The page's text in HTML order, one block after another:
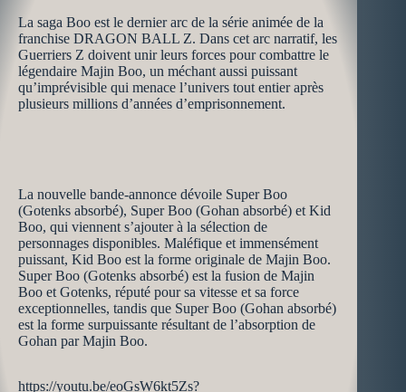
La saga Boo est le dernier arc de la série animée de la
franchise DRAGON BALL Z. Dans cet arc narratif, les
Guerriers Z doivent unir leurs forces pour combattre le
légendaire Majin Boo, un méchant aussi puissant
qu’imprévisible qui menace l’univers tout entier après
plusieurs millions d’années d’emprisonnement.
La nouvelle bande-annonce dévoile Super Boo
(Gotenks absorbé), Super Boo (Gohan absorbé) et Kid
Boo, qui viennent s’ajouter à la sélection de
personnages disponibles. Maléfique et immensément
puissant, Kid Boo est la forme originale de Majin Boo.
Super Boo (Gotenks absorbé) est la fusion de Majin
Boo et Gotenks, réputé pour sa vitesse et sa force
exceptionnelles, tandis que Super Boo (Gohan absorbé)
est la forme surpuissante résultant de l’absorption de
Gohan par Majin Boo.
https://youtu.be/eoGsW6kt5Zs?